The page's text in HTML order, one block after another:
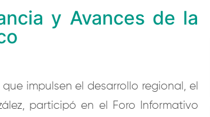
y Avances de la
impulsen el desarrollo regional, el
participó en el Foro Informativo